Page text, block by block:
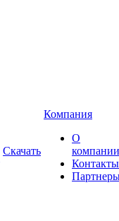
Скачать
Компания
О
компании
Контакты